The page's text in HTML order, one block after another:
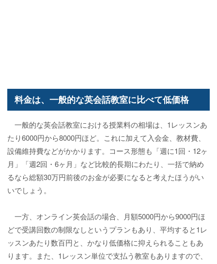
料金は、一般的な英会話教室に比べて低価格
一般的な英会話教室における授業料の相場は、1レッスンあ
たり6000円から8000円ほど。これに加えて入会金、教材費、
設備維持費などがかかります。コース形態も「週に1回・12ヶ
月」「週2回・6ヶ月」など比較的長期にわたり、一括で納め
るなら総額30万円前後のお金が必要になると考えたほうがい
いでしょう。
一方、オンライン英会話の場合、月額5000円から9000円ほ
どで受講回数の制限なしというプランもあり、平均すると1レ
ッスンあたり数百円と、かなり低価格に抑えられることもあ
ります。また、1レッスン単位で支払う教室もありますので、